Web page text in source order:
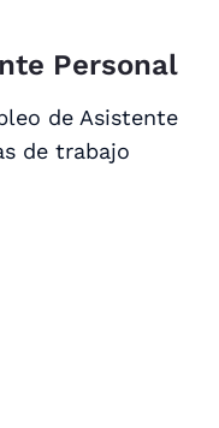
Personal
de Asistente
de trabajo